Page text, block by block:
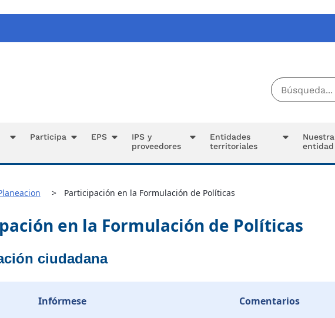
Participa EPS
IPS y
proveedores
Entidades
territoriales
Nuestra
entidad
Participación en la Formulación de Políticas
en la Formulación de Políticas
ciudadana
Infórmese Comentarios